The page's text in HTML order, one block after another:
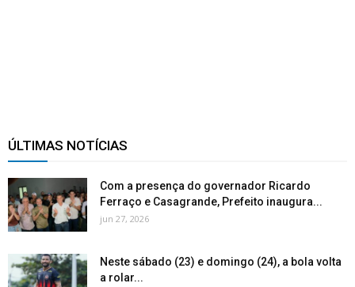
ÚLTIMAS NOTÍCIAS
Com a presença do governador Ricardo
Ferraço e Casagrande, Prefeito inaugura...
jun 27, 2026
Neste sábado (23) e domingo (24), a bola volta
a rolar...